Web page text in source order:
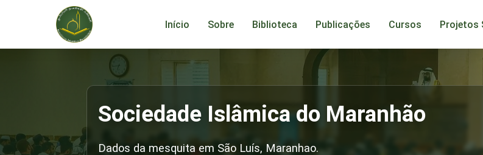
Início Sobre Biblioteca Publicações Cursos Projetos
Sociedade Islâmica do Maranhão
Dados da mesquita em São Luís, Maranhao.